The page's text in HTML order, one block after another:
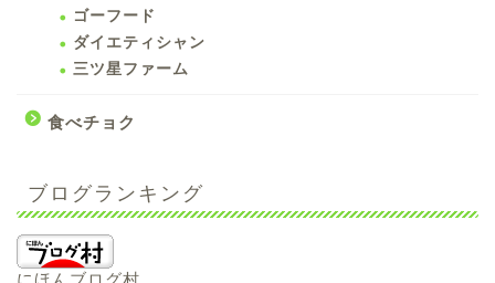
ゴーフード
ダイエティシャン
三ツ星ファーム
食べチョク
ブログランキング